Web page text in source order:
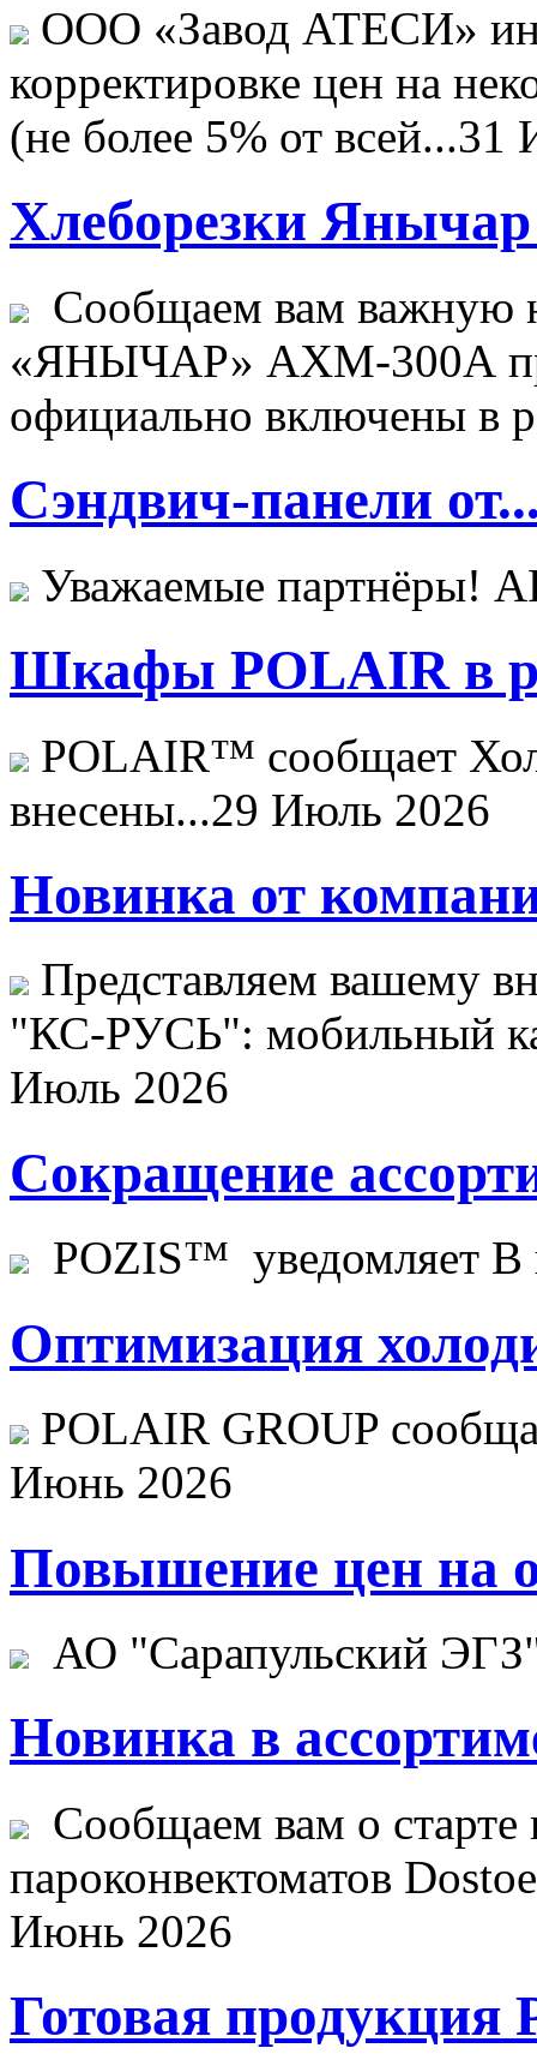
ООО «Завод АТЕСИ»
корректировке цен на
(не более 5% от всей...31
Хлеборезки Янычар
Сообщаем вам важную
«ЯНЫЧАР» АХМ-300А
официально включены в
Сэндвич-панели
Уважаемые
Шкафы POLAIR в
POLAIR™ сообщает
внесены...29 Июль 2026
Новинка от
Представляем вашему
"КС-РУСЬ": мобильный
Июль 2026
Сокращение
POZIS™ уведомляет В
Оптимизация
POLAIR GROUP
Июнь 2026
Повышение цен на
АО "Сарапульский
Новинка в
Сообщаем вам о старте
пароконвектоматов
Июнь 2026
Готовая продукция